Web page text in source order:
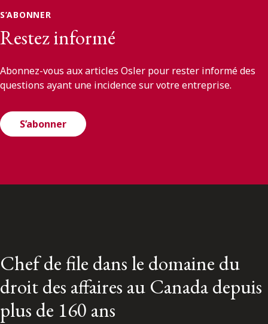
S’ABONNER
Restez informé
Abonnez-vous aux articles Osler pour rester informé des
questions ayant une incidence sur votre entreprise.
S’abonner
Chef de file dans le domaine du
droit des affaires au Canada depuis
plus de 160 ans